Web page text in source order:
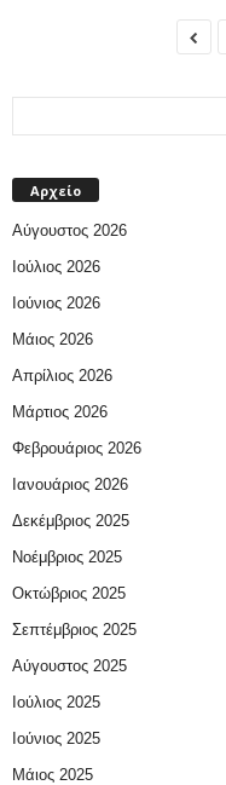
Αρχείο
Αύγουστος 2026
Ιούλιος 2026
Ιούνιος 2026
Μάιος 2026
Απρίλιος 2026
Μάρτιος 2026
Φεβρουάριος 2026
Ιανουάριος 2026
Δεκέμβριος 2025
Νοέμβριος 2025
Οκτώβριος 2025
Σεπτέμβριος 2025
Αύγουστος 2025
Ιούλιος 2025
Ιούνιος 2025
Μάιος 2025